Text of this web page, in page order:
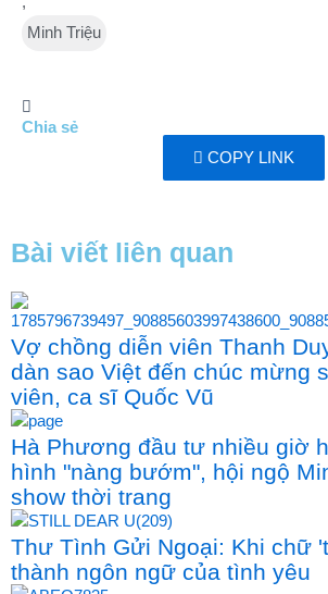
Minh Triệu
Chia sẻ
COPY LINK
Bài viết liên quan
Vợ chồng diễn viên Thanh
dàn sao Việt đến chúc mừng
viên, ca sĩ Quốc Vũ
Hà Phương đầu tư nhiều giờ
hình "nàng bướm", hội ngộ
show thời trang
Thư Tình Gửi Ngoại: Khi chữ
thành ngôn ngữ của tình yêu